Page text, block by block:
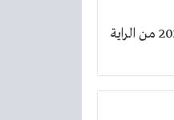
عروض كرتونة رمضان 2025 من الراية